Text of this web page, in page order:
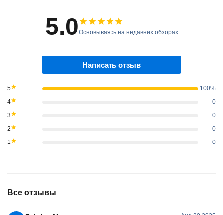
5.0Основываясь на недавних обзорах
Написать отзыв
5
100%
4
0
3
0
2
0
1
0
Все отзывы